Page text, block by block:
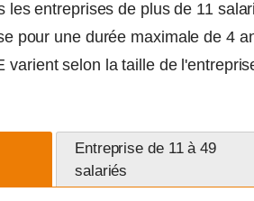
les entreprises de plus de 11
pour une durée maximale de 4
varient selon la taille de
Entreprise de 11 à 49
salariés